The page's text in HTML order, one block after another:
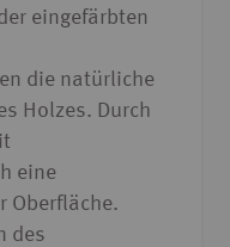
eingefärbten
die natürliche
Holzes. Durch
eine
Oberfläche.
des